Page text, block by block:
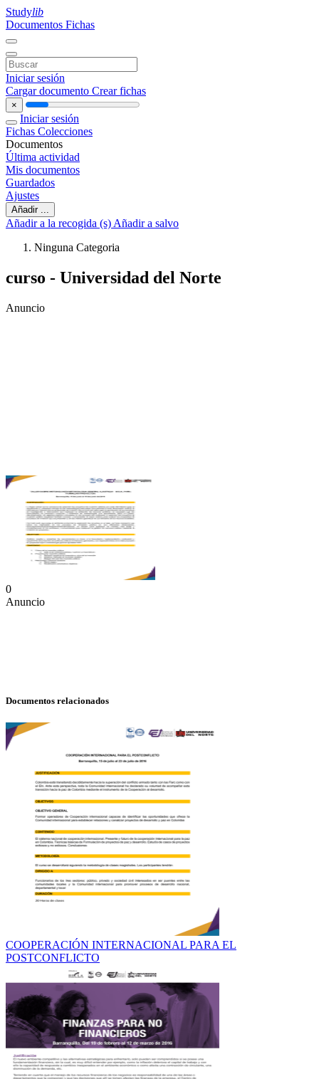
Studylib
Documentos Fichas
Iniciar sesión
Cargar documento Crear fichas
×
Iniciar sesión
Fichas Colecciones
Documentos
Última actividad
Mis documentos
Guardados
Ajustes
Añadir ...
Añadir a la recogida (s) Añadir a salvo
Ninguna Categoria
curso - Universidad del Norte
Anuncio
0
Anuncio
Documentos relacionados
COOPERACIÓN INTERNACIONAL PARA EL
POSTCONFLICTO